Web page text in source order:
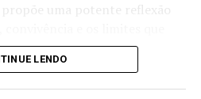
uma potente reflexão
LENDO